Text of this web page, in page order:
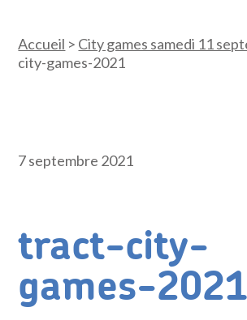
Accueil > City games samedi 11
city-games-2021
7 septembre 2021
tract-city-
games-2021